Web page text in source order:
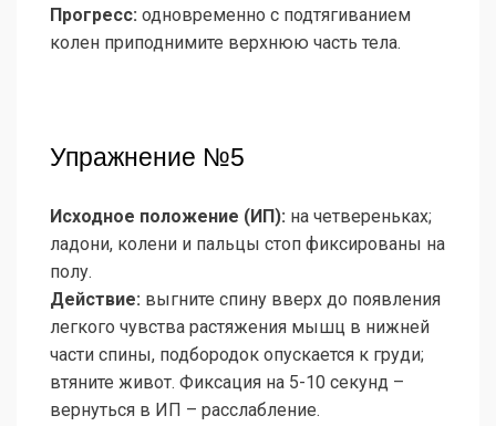
Прогресс: одновременно с подтягиванием
колен приподнимите верхнюю часть тела.
Упражнение №5
Исходное положение (ИП): на четвереньках;
ладони, колени и пальцы стоп фиксированы на
полу.
Действие: выгните спину вверх до появления
легкого чувства растяжения мышц в нижней
части спины, подбородок опускается к груди;
втяните живот. Фиксация на 5-10 секунд –
вернуться в ИП – расслабление.